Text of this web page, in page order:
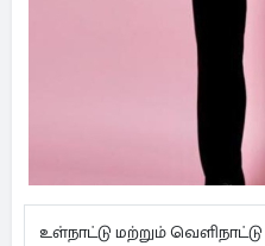
உள்நாட்டு மற்றும்